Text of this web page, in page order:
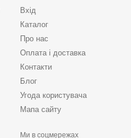
Вхід
Каталог
Про нас
Оплата і доставка
Контакти
Блог
Угода користувача
Мапа сайту
Ми в соцмережах